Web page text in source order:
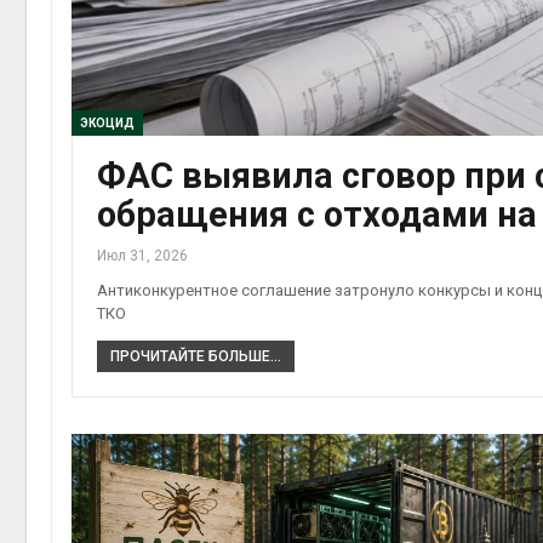
ЭКОЦИД
ФАС выявила сговор при
обращения с отходами
Июл 31, 2026
Антиконкурентное соглашение затронуло конкурсы и
ТКО
ПРОЧИТАЙТЕ БОЛЬШЕ...
установили
экообменники для сбора
вторсырья
Авг 6, 2026
Учёные предложили
из воздуха с помощью
ветра
Авг 6, 2026